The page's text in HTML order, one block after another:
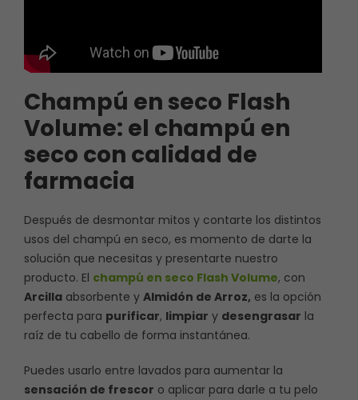
Champú en seco Flash
Volume: el champú en
seco con calidad de
farmacia
Después de desmontar mitos y contarte los distintos
usos del champú en seco, es momento de darte la
solución que necesitas y presentarte nuestro
producto. El champú en seco Flash Volume, con
Arcilla absorbente y Almidón de Arroz, es la opción
perfecta para purificar, limpiar y desengrasar la
raíz de tu cabello de forma instantánea.
Puedes usarlo entre lavados para aumentar la
sensación de frescor o aplicar para darle a tu pelo